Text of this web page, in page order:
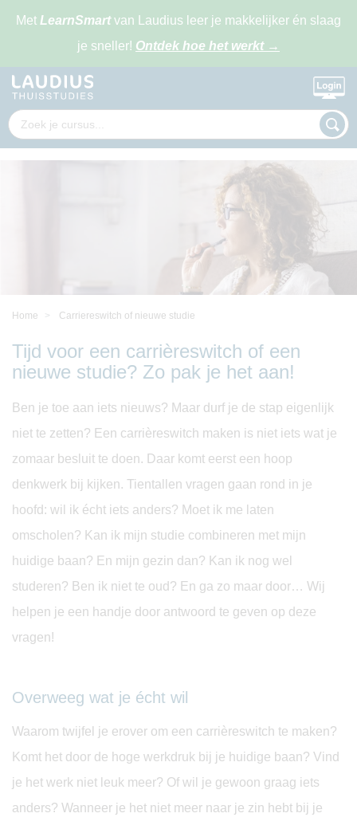
Met LearnSmartvan Laudius leer je makkelijker én slaag
je sneller! Ontdek hoe het werkt →
Home Carriereswitch of nieuwe studie
Tijd voor een carrièreswitch of een
nieuwe studie? Zo pak je het aan!
Ben je toe aan iets nieuws? Maar durf je de stap eigenlijk
niet te zetten? Een carrièreswitch maken is niet iets wat je
zomaar besluit te doen. Daar komt eerst een hoop
denkwerk bij kijken. Tientallen vragen gaan rond in je
hoofd: wil ik écht iets anders? Moet ik me laten
omscholen? Kan ik mijn studie combineren met mijn
huidige baan? En mijn gezin dan? Kan ik nog wel
studeren? Ben ik niet te oud? En ga zo maar door… Wij
helpen je een handje door antwoord te geven op deze
vragen!
Overweeg wat je écht wil
Waarom twijfel je erover om een carrièreswitch te maken?
Komt het door de hoge werkdruk bij je huidige baan? Vind
je het werk niet leuk meer? Of wil je gewoon graag iets
anders? Wanneer je het niet meer naar je zin hebt bij je